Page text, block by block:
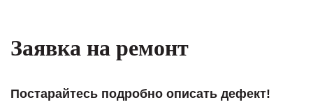
Заявка на ремонт
Постарайтесь подробно описать дефект!